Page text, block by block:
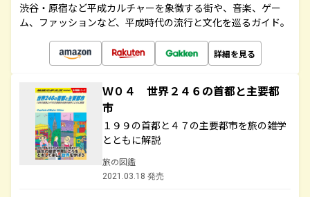
渋谷・原宿など平成カルチャーを象徴する街や、音楽、ゲー
ム、ファッションなど、平成時代の流行と文化を巡るガイド。
詳細を見る
Ｗ０４ 世界２４６の首都と主要都
市
１９９の首都と４７の主要都市を旅の雑学
とともに解説
旅の図鑑
2021.03.18 発売